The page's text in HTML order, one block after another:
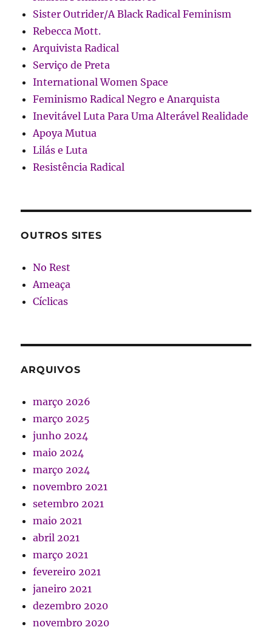
Sister Outrider/A Black Radical Feminism
Rebecca Mott.
Arquivista Radical
Serviço de Preta
International Women Space
Feminismo Radical Negro e Anarquista
Inevitável Luta Para Uma Alterável Realidade
Apoya Mutua
Lilás e Luta
Resistência Radical
OUTROS SITES
No Rest
Ameaça
Cíclicas
ARQUIVOS
março 2026
março 2025
junho 2024
maio 2024
março 2024
novembro 2021
setembro 2021
maio 2021
abril 2021
março 2021
fevereiro 2021
janeiro 2021
dezembro 2020
novembro 2020